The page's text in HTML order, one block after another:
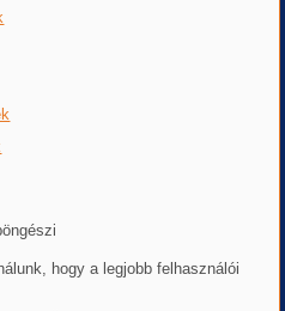
hogy a legjobb felhasználói